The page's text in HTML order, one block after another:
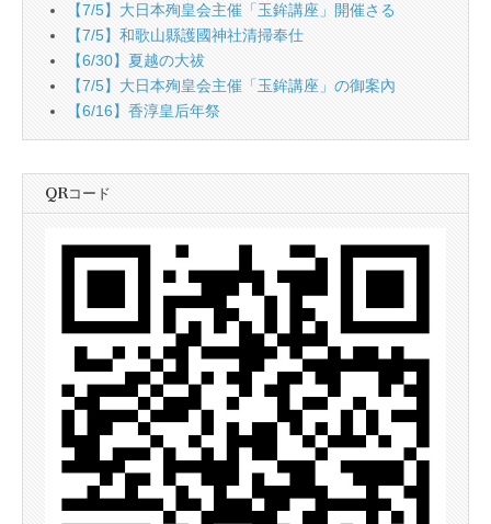
【7/5】大日本殉皇会主催「玉鉾講座」開催さる
【7/5】和歌山縣護國神社清掃奉仕
【6/30】夏越の大祓
【7/5】大日本殉皇会主催「玉鉾講座」の御案內
【6/16】香淳皇后年祭
QRコード